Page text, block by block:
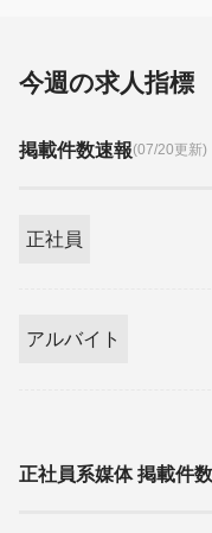
今週の求人指標
掲載件数速報(07/20更新)
正社員
アルバイト
正社員系媒体 掲載件